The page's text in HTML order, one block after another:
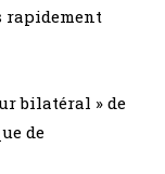
rapidement
bilatéral » de
de